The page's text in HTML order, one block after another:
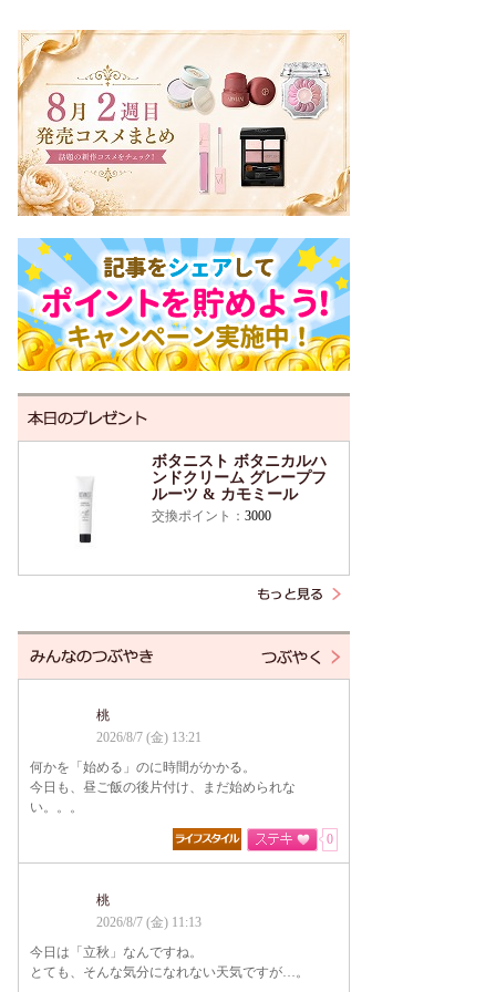
ボタニスト ボタニカルハ
ンドクリーム グレープフ
ルーツ & カモミール
交換ポイント： 3000
桃
2026/8/7 (金) 13:21
何かを「始める」のに時間がかかる。
今日も、昼ご飯の後片付け、まだ始められな
い。。。
0
桃
2026/8/7 (金) 11:13
今日は「立秋」なんですね。
とても、そんな気分になれない天気ですが…。